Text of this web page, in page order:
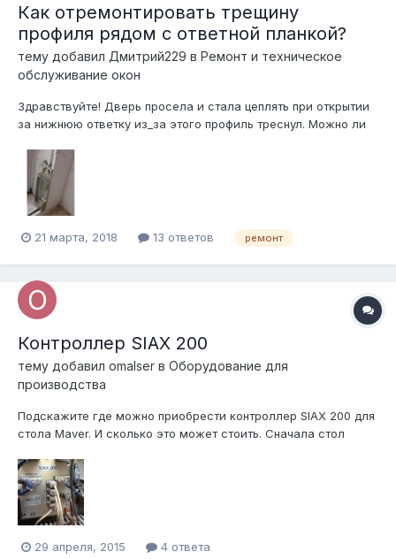
Как отремонтировать трещину
профиля рядом с ответной планкой?
тему добавил Дмитрий229 в Ремонт и техническое
обслуживание окон
Здравствуйте! Дверь просела и стала цеплять при открытии
за нижнюю ответку из_за этого профиль треснул. Можно ли
21 марта, 2018 13 ответов ремонт
Контроллер SIAX 200
тему добавил omalser в Оборудование для
производства
Подскажите где можно приобрести контроллер SIAX 200 для
стола Maver. И сколько это может стоить. Сначала стол
начинает глючить периодически и со вторым. P.S. Еще
интересует вопрос куда обращаться по запчастям на Maver?
ИМСА не отвечает на п...
29 апреля, 2015 4 ответа